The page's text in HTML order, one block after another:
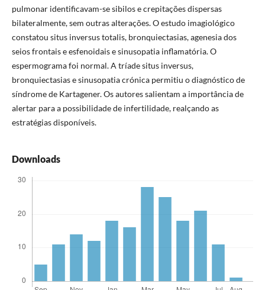
pulmonar identificavam-se sibilos e crepitações dispersas
bilateralmente, sem outras alterações. O estudo imagiológico
constatou situs inversus totalis, bronquiectasias, agenesia dos
seios frontais e esfenoidais e sinusopatia inflamatória. O
espermograma foi normal. A tríade situs inversus,
bronquiectasias e sinusopatia crónica permitiu o diagnóstico de
síndrome de Kartagener. Os autores salientam a importância de
alertar para a possibilidade de infertilidade, realçando as
estratégias disponíveis.
Downloads